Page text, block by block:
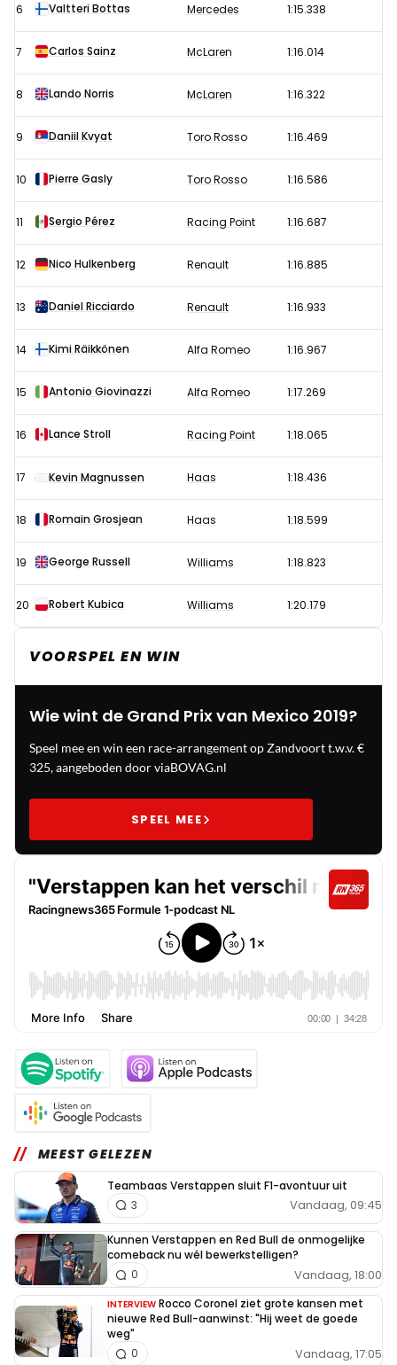
6 Valtteri Bottas Mercedes 1:15.338
7 Carlos Sainz McLaren 1:16.014
8 Lando Norris McLaren 1:16.322
9 Daniil Kvyat Toro Rosso 1:16.469
10 Pierre Gasly Toro Rosso 1:16.586
11 Sergio Pérez Racing Point 1:16.687
12 Nico Hulkenberg Renault 1:16.885
13 Daniel Ricciardo Renault 1:16.933
14 Kimi Räikkönen Alfa Romeo 1:16.967
15 Antonio Giovinazzi Alfa Romeo 1:17.269
16 Lance Stroll Racing Point 1:18.065
17 Kevin Magnussen Haas 1:18.436
18 Romain Grosjean Haas 1:18.599
19 George Russell Williams 1:18.823
20 Robert Kubica Williams 1:20.179
VOORSPEL EN WIN
Wie wint de Grand Prix van Mexico 2019?
Speel mee en win een race-arrangement op Zandvoort t.w.v. €
325, aangeboden door viaBOVAG.nl
SPEEL MEE
MEEST GELEZEN
Teambaas Verstappen sluit F1-avontuur uit
Vandaag, 09:45
3
Kunnen Verstappen en Red Bull de onmogelijke
comeback nu wél bewerkstelligen?
Vandaag, 18:00
0
INTERVIEW Rocco Coronel ziet grote kansen met
nieuwe Red Bull-aanwinst: "Hij weet de goede
weg"
Vandaag, 17:05
0